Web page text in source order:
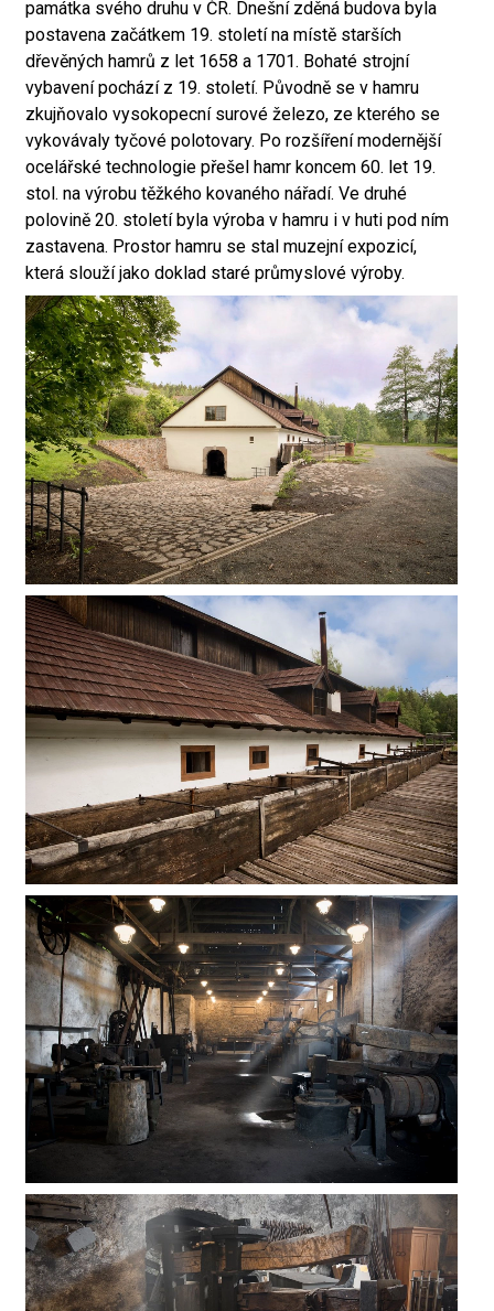
památka svého druhu v ČR. Dnešní zděná budova byla
postavena začátkem 19. století na místě starších
dřevěných hamrů z let 1658 a 1701. Bohaté strojní
vybavení pochází z 19. století. Původně se v hamru
zkujňovalo vysokopecní surové železo, ze kterého se
vykovávaly tyčové polotovary. Po rozšíření modernější
ocelářské technologie přešel hamr koncem 60. let 19.
stol. na výrobu těžkého kovaného nářadí. Ve druhé
polovině 20. století byla výroba v hamru i v huti pod ním
zastavena. Prostor hamru se stal muzejní expozicí,
která slouží jako doklad staré průmyslové výroby.